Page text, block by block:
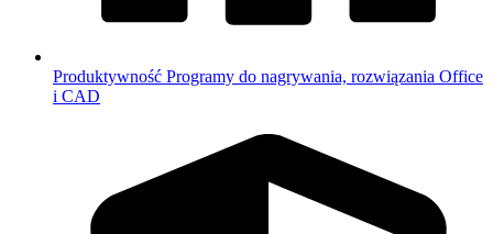
Produktywność Programy do nagrywania, rozwiązania Office
i CAD